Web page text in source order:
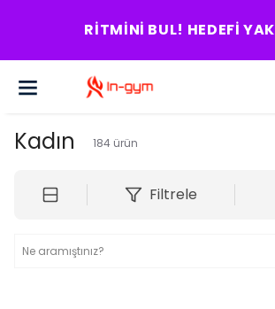
RITMINI BUL! HEDEFI
Kadın 184 ürün
Filtrele